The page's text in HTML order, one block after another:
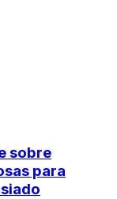
sobre
para